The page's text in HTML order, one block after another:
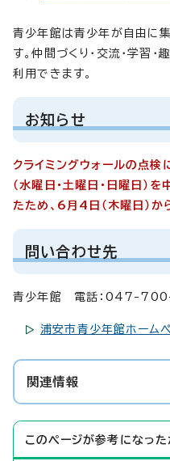
青少年館は青少年が自由に
す。仲間づくり・交流・学習
利用できます。
お知らせ
クライミングウォールの点検
（水曜日・土曜日・日曜日）
たため、6月4日（木曜日）か
問い合わせ先
青少年館 電話：047-
浦安市青少年館ホーム
関連情報
このページが参考になった